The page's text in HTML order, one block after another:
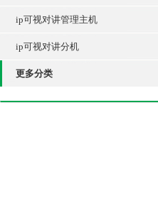
ip可视对讲管理主机
ip可视对讲分机
更多分类